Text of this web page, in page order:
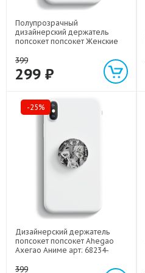
Полупрозрачный
дизайнерский держатель
попсокет попсокет Женские
399
299 ₽
-25%
Дизайнерский держатель
попсокет попсокет Ahegao
Ахегао Аниме арт: 68234-
399